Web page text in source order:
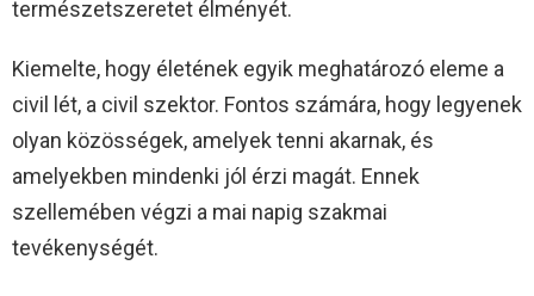
természetszeretet élményét.
Kiemelte, hogy életének egyik meghatározó eleme a
civil lét, a civil szektor. Fontos számára, hogy legyenek
olyan közösségek, amelyek tenni akarnak, és
amelyekben mindenki jól érzi magát. Ennek
szellemében végzi a mai napig szakmai
tevékenységét.